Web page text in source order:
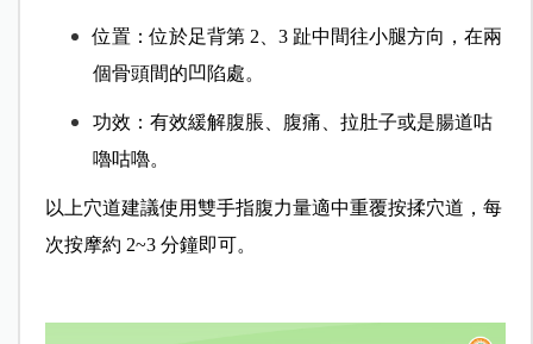
位置：位於足背第 2、3 趾中間往小腿方向，在兩
個骨頭間的凹陷處。
功效：有效緩解腹脹、腹痛、拉肚子或是腸道咕
嚕咕嚕。
以上穴道建議使用雙手指腹力量適中重覆按揉穴道，每
次按摩約 2~3 分鐘即可。